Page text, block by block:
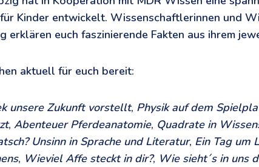
Kinder entwickelt. Wissenschaftlerinnen und
erklären euch faszinierende Fakten aus ihrem
aktuell für euch bereit:
unsere Zukunft vorstellt, Physik auf dem
, Abenteuer Pferdeanatomie, Quadrate in
Unsinn in Sprache und Literatur, Ein Tag um
, Wieviel Affe steckt in dir?, Wie sieht´s in uns